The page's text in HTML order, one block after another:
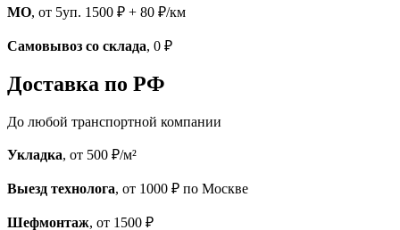
МО, от 5уп. 1500 ₽ + 80 ₽/км
Самовывоз со склада, 0 ₽
Доставка по РФ
До любой транспортной компании
Укладка, от 500 ₽/м²
Выезд технолога, от 1000 ₽ по Москве
Шефмонтаж, от 1500 ₽